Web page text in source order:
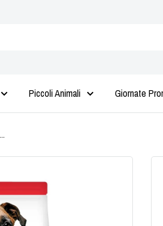
Piccoli Animali Giornate